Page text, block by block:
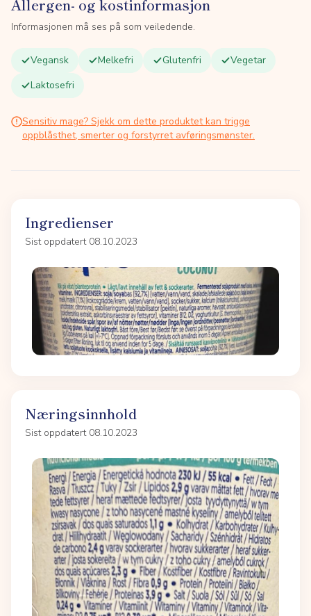
Allergen- og kostinformasjon
Informasjonen må ses på som veiledende.
Vegansk Melkefri Glutenfri
Vegetar
Laktosefri
Sensitiv mage? Sjekk om dette produktet kan trigge
oppblåsthet, smerter og forstyrret avføringsmønster.
Ingredienser
Sist oppdatert 08.10.2023
Næringsinnhold
Sist oppdatert 08.10.2023